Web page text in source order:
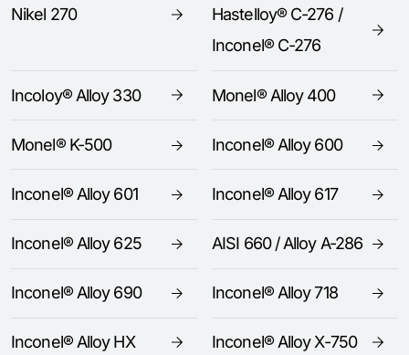
Nikel 270
Hastelloy® C-276 /
Inconel® C-276
Incoloy® Alloy 330 Monel® Alloy 400
Monel® K-500 Inconel® Alloy 600
Inconel® Alloy 601 Inconel® Alloy 617
Inconel® Alloy 625 AISI 660 / Alloy A-286
Inconel® Alloy 690 Inconel® Alloy 718
Inconel® Alloy HX Inconel® Alloy X-750